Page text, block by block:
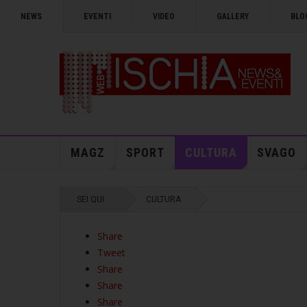
NEWS EVENTI VIDEO GALLERY
MAGZ SPORT CULTURA SVAGO
SEI QUI: CULTURA
Share
Tweet
Share
Share
Share